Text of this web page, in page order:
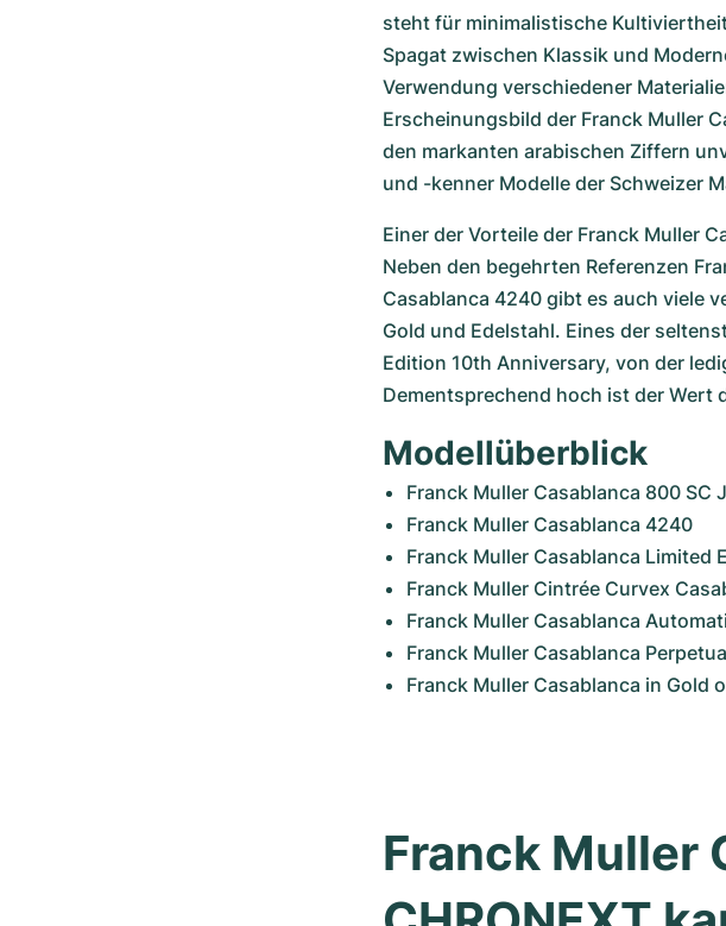
steht für minimalistische
Spagat zwischen Klassik und
Verwendung verschiedener
Erscheinungsbild der Franck Muller
den markanten arabischen Ziffern
und -kenner Modelle der Schweizer
Einer der Vorteile der Franck Muller
Neben den begehrten Referenzen
Casablanca 4240 gibt es auch viele
Gold und Edelstahl. Eines der
Edition 10th Anniversary, von der
Dementsprechend hoch ist der Wert
Modellüberblick
Franck Muller Casablanca 800 SC J
Franck Muller Casablanca 4240
Franck Muller Casablanca Limited
Franck Muller Cintrée Curvex
Franck Muller Casablanca
Franck Muller Casablanca
Franck Muller Casablanca in Gold
Franck Muller